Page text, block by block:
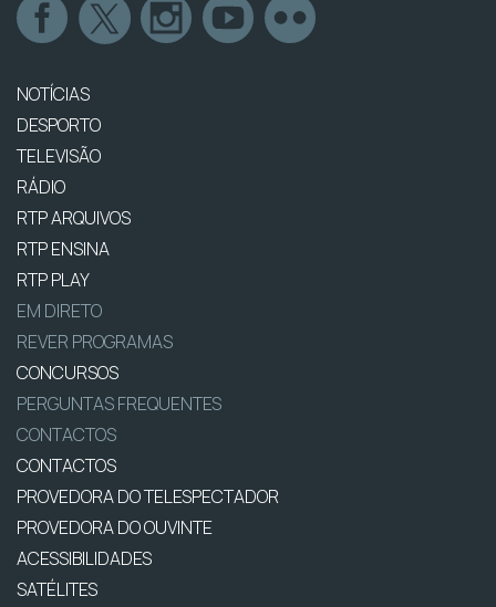
NOTÍCIAS
DESPORTO
TELEVISÃO
RÁDIO
RTP ARQUIVOS
RTP ENSINA
RTP PLAY
EM DIRETO
REVER PROGRAMAS
CONCURSOS
PERGUNTAS FREQUENTES
CONTACTOS
CONTACTOS
PROVEDORA DO TELESPECTADOR
PROVEDORA DO OUVINTE
ACESSIBILIDADES
SATÉLITES